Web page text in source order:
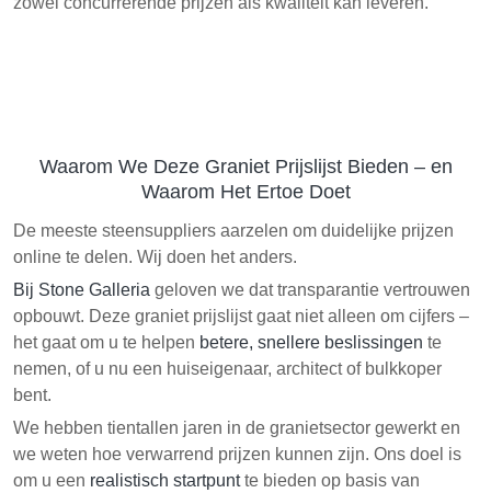
Waarom We Deze Graniet Prijslijst Bieden – en
Waarom Het Ertoe Doet
De meeste steensuppliers aarzelen om duidelijke prijzen
online te delen. Wij doen het anders.
Bij Stone Galleria geloven we dat transparantie vertrouwen
opbouwt. Deze graniet prijslijst gaat niet alleen om cijfers –
het gaat om u te helpen betere, snellere beslissingen te
nemen, of u nu een huiseigenaar, architect of bulkkoper
bent.
We hebben tientallen jaren in de granietsector gewerkt en
we weten hoe verwarrend prijzen kunnen zijn. Ons doel is
om u een realistisch startpuntte bieden op basis van